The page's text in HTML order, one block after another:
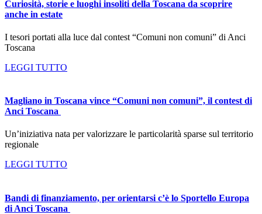
Curiosità, storie e luoghi insoliti della Toscana da scoprire
anche in estate
I tesori portati alla luce dal contest “Comuni non comuni” di Anci
Toscana
LEGGI TUTTO
Magliano in Toscana vince “Comuni non comuni”, il contest di
Anci Toscana
Un’iniziativa nata per valorizzare le particolarità sparse sul territorio
regionale
LEGGI TUTTO
Bandi di finanziamento, per orientarsi c’è lo Sportello Europa
di Anci Toscana